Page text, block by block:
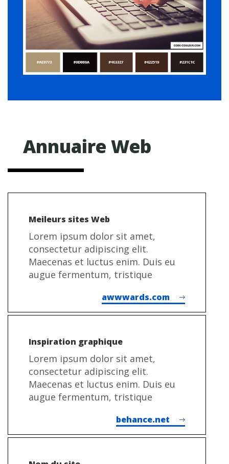
Annuaire Web
Meileurs sites Web
Lorem ipsum dolor sit amet,
consectetur adipiscing elit.
Maecenas et luctus enim. Duis eu
augue fermentum, tristique
awwwards.com
Inspiration graphique
Lorem ipsum dolor sit amet,
consectetur adipiscing elit.
Maecenas et luctus enim. Duis eu
augue fermentum, tristique
behance.net